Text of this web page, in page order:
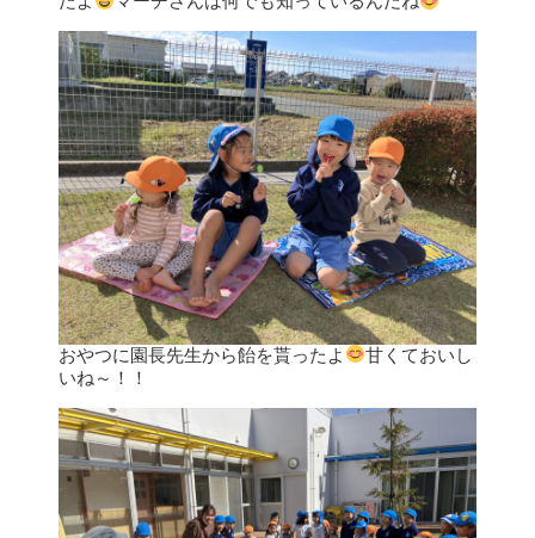
おやつに園長先生から飴を貰ったよ
甘くておいし
いね～！！